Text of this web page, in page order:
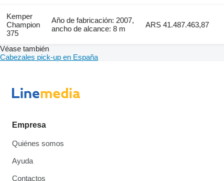
Kemper
Champion
375
Año de fabricación: 2007,
ancho de alcance: 8 m
ARS 41.487.463,87
Véase también
Cabezales pick-up en España
Empresa
Quiénes somos
Ayuda
Contactos